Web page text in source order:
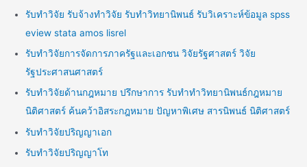
รับทำวิจัย รับจ้างทำวิจัย รับทำวิทยานิพนธ์ รับวิเคราะห์ข้อมูล spss
eview stata amos lisrel
รับทำวิจัยการจัดการภาครัฐและเอกชน วิจัยรัฐศาสตร์ วิจัย
รัฐประศาสนศาสตร์
รับทำวิจัยด้านกฎหมาย ปรึกษาการ รับทำทำวิทยานิพนธ์กฎหมาย
นิติศาสตร์ ค้นคว้าอิสระกฎหมาย ปัญหาพิเศษ สารนิพนธ์ นิติศาสตร์
รับทำวิจัยปริญญาเอก
รับทำวิจัยปริญญาโท